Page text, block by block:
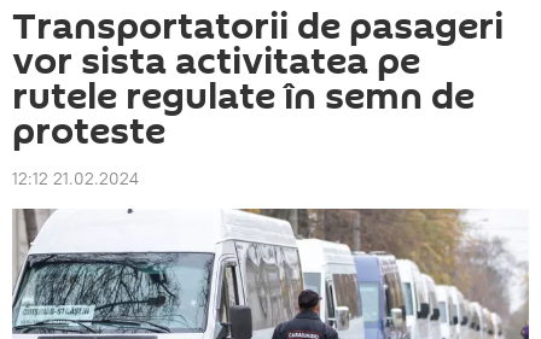
Transportatorii de pasageri
vor sista activitatea pe
rutele regulate în semn de
proteste
12:12 21.02.2024